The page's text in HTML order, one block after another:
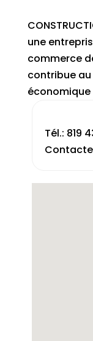
une
commerce
contribue
économique
Tél.: 819